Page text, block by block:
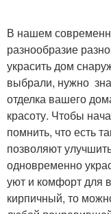
В нашем
разнообразие
украсить дом
выбрали, нужно
отделка вашего
красоту. Чтобы
помнить, что есть
позволяют
одновременно
уют и комфорт для
кирпичный, то